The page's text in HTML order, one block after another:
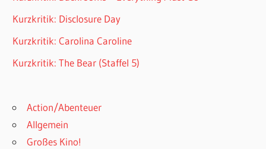
Kurzkritik: Disclosure Day
Kurzkritik: Carolina Caroline
Kurzkritik: The Bear (Staffel 5)
Action/Abenteuer
Allgemein
Großes Kino!